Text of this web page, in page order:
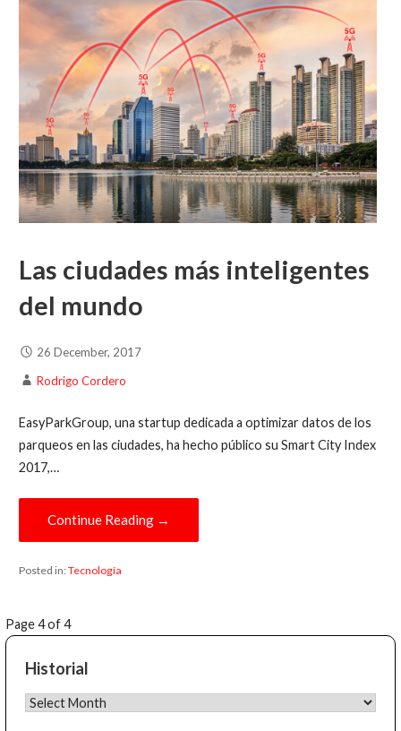
Las ciudades más inteligentes
del mundo
26 December, 2017
Rodrigo Cordero
EasyParkGroup, una startup dedicada a optimizar datos de los
parqueos en las ciudades, ha hecho público su Smart City Index
2017,…
Continue Reading →
Posted in:Tecnología
Entrada
navigation
Page 4 of 4
Historial
Historial